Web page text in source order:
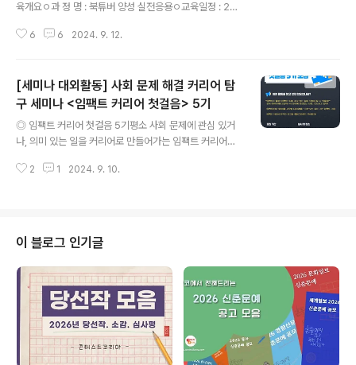
육개요ㅇ과 정 명 : 북튜버 양성 실전응용ㅇ교육일정 : 20
시간)ㅇ교육장소 : 국립중앙도서관 디지털도서관 미디어교
00책 콘텐츠 중심 저작권 이해하기1.북튜브 기초개념 다지
기 + 저작권 학습2.강의 오리엔테이션3.북튜브 제작에 필
요한 저작권 지식4.영상 기획 및 제작 계획 세우기2차시1
0.16.(수) 14:00 ~17:00생성형 AI를 활용한 작문 및 요
약1.생성형 AI 활용2.제작 및 AI 툴 다루기 (Notion 활용)
3.영상 촬영용 대본 ..
6 6 2024. 9. 12.
[세미나 대외활동] 사회 문제 해결 커리어 탐
구 세미나 <임팩트 커리어 첫걸음> 5기
◎ 임팩트 커리어 첫걸음 5기평소 사회 문제에 관심 있거
나, 의미 있는 일을 커리어로 만들어가는 임팩트 커리어와
회 혁신가들이 모인 헤이그라운드 탐방까지, 소셜 커리어
그라운드 성수 시작점 (B1층 브릭스) ◎ 지원서 작성 및 제
출하기https://forms.gle/cRRMGgCu6twji6ZG7*신
청마감 : 9/22(일) 23:59까지*신청결과공지 : 9/23(월)
오후 중 개별연락 ◎ 참가혜택- 참가비 전액 무료- 교육 참
가자 전원 현직자 밋업 & 기념품 제공- 우수 ..
2 1 2024. 9. 10.
이 블로그 인기글